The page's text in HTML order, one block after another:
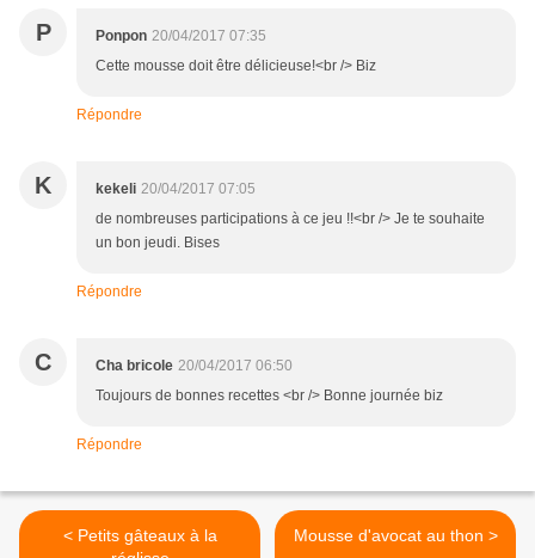
P Ponpon 20/04/2017 07:35
Cette mousse doit être délicieuse!<br /> Biz
Répondre
K kekeli 20/04/2017 07:05
de nombreuses participations à ce jeu !!<br /> Je te souhaite
un bon jeudi. Bises
Répondre
C Cha bricole 20/04/2017 06:50
Toujours de bonnes recettes <br /> Bonne journée biz
Répondre
< Petits gâteaux à la
Mousse d'avocat au thon >